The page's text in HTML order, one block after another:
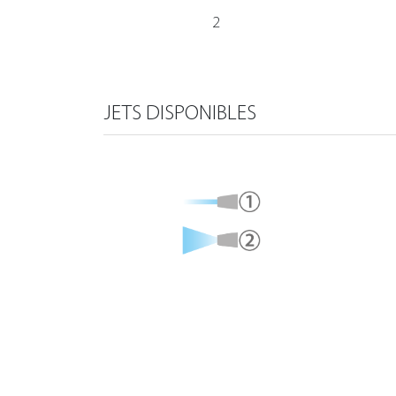
2
JETS DISPONIBLES